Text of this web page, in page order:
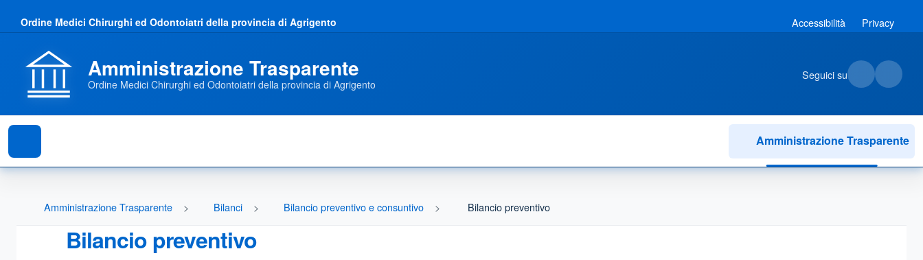
Ordine Medici Chirurghi ed Odontoiatri della provincia di Agrigento Accessibilità Privacy
Amministrazione Trasparente
Ordine Medici Chirurghi ed Odontoiatri della provincia di Agrigento
Seguici su
Amministrazione Trasparente
Amministrazione Trasparente Bilanci Bilancio preventivo e consuntivo Bilancio preventivo
Bilancio preventivo